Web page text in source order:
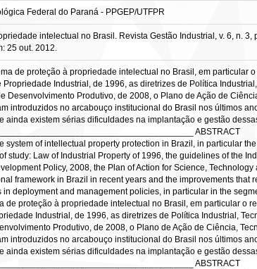
Federal do Paraná - PPGEP/UTFPR
intelectual no Brasil. Revista Gestão Industrial, v. 6, n.
25 out. 2012.
de proteção à propriedade intelectual no Brasil, em particular
Industrial, de 1996, as diretrizes de Política
Produtivo, de 2008, o Plano de Ação de
introduzidos no arcabouço institucional do Brasil nos últimos
existem sérias dificuldades na implantação e gestão
ABSTRACT
of intellectual property protection in Brazil, in particular
Law of Industrial Property of 1996, the guidelines of the
Policy, 2008, the Plan of Action for Science,
framework in Brazil in recent years and the improvements that
deployment and management policies, in particular in the
proteção à propriedade intelectual no Brasil, em particular o
Industrial, de 1996, as diretrizes de Política Industrial,
Produtivo, de 2008, o Plano de Ação de Ciência,
introduzidos no arcabouço institucional do Brasil nos últimos
existem sérias dificuldades na implantação e gestão
ABSTRACT